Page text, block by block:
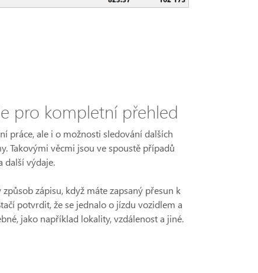
pro kompletní přehled
práce, ale i o možnosti sledování dalších
Takovými věcmi jsou ve spoustě případů
další výdaje.
zápisu, když máte zapsaný přesun k
potvrdit, že se jednalo o jízdu vozidlem a
jako například lokality, vzdálenost a jiné.